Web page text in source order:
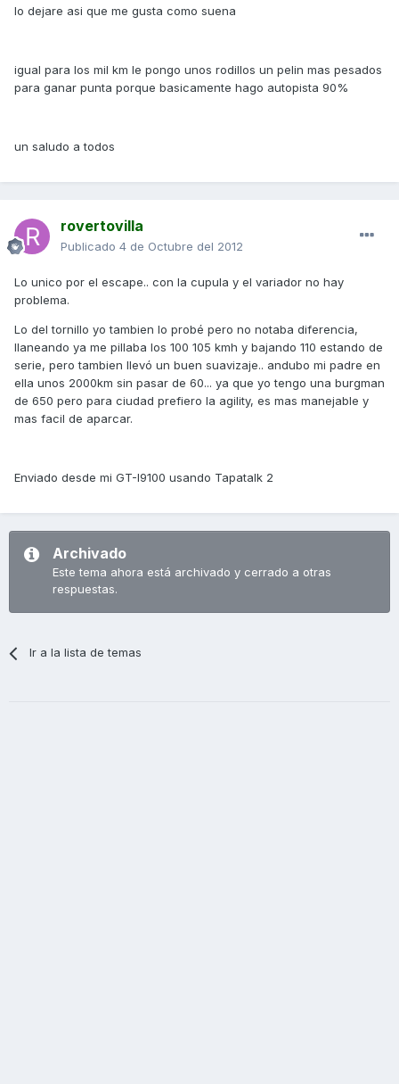
lo dejare asi que me gusta como suena
igual para los mil km le pongo unos rodillos un pelin mas pesados
para ganar punta porque basicamente hago autopista 90%
un saludo a todos
rovertovilla
Publicado 4 de Octubre del 2012
Lo unico por el escape.. con la cupula y el variador no hay
problema.
Lo del tornillo yo tambien lo probé pero no notaba diferencia,
llaneando ya me pillaba los 100 105 kmh y bajando 110 estando de
serie, pero tambien llevó un buen suavizaje.. andubo mi padre en
ella unos 2000km sin pasar de 60... ya que yo tengo una burgman
de 650 pero para ciudad prefiero la agility, es mas manejable y
mas facil de aparcar.
Enviado desde mi GT-I9100 usando Tapatalk 2
Archivado
Este tema ahora está archivado y cerrado a otras
respuestas.
Ir a la lista de temas